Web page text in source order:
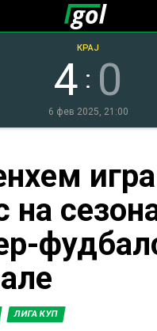
Jump to navigation
4 : 0
КРАЈ
6 фев 2025, 21:00
на
ЛИГА КУП